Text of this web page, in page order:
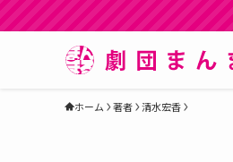
ホーム 著者 清水宏香